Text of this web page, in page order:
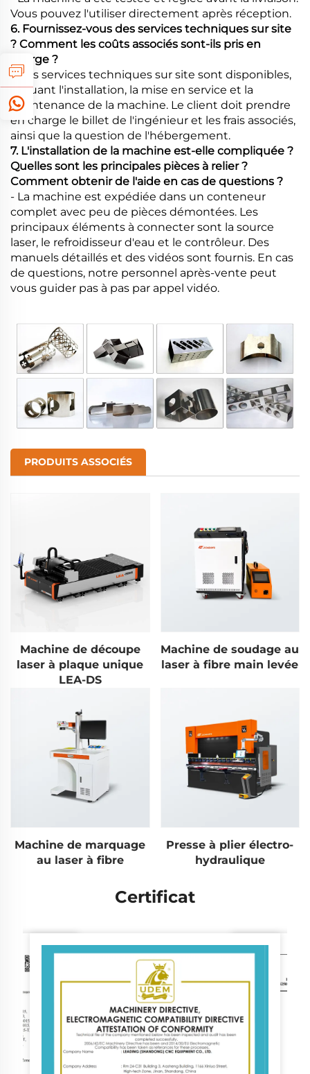
Vous pouvez l'utiliser directement après réception.
6. Fournissez-vous des services techniques sur site
? Comment les coûts associés sont-ils pris en
charge ?
- Des services techniques sur site sont disponibles,
incluant l'installation, la mise en service et la
maintenance de la machine. Le client doit prendre
en charge le billet de l'ingénieur et les frais associés,
ainsi que la question de l'hébergement.
7. L'installation de la machine est-elle compliquée ?
Quelles sont les principales pièces à relier ?
Comment obtenir de l'aide en cas de questions ?
- La machine est expédiée dans un conteneur
complet avec peu de pièces démontées. Les
principaux éléments à connecter sont la source
laser, le refroidisseur d'eau et le contrôleur. Des
manuels détaillés et des vidéos sont fournis. En cas
de questions, notre personnel après-vente peut
vous guider pas à pas par appel vidéo.
PRODUITS ASSOCIÉS
Machine de découpe
laser à plaque unique
LEA-DS
Machine de soudage au
laser à fibre main levée
Machine de marquage
au laser à fibre
Presse à plier électro-
hydraulique
Certificat